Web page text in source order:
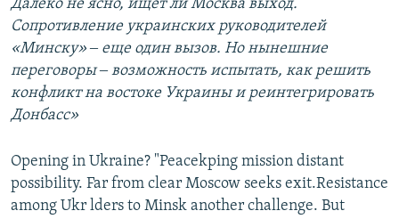
Далеко не ясно, ищет ли Москва выход.
Сопротивление украинских руководителей
«Минску» ‒ еще один вызов. Но нынешние
переговоры ‒ возможность испытать, как решить
конфликт на востоке Украины и реинтегрировать
Донбасс»
Opening in Ukraine? "Peacekping mission distant
possibility. Far from clear Moscow seeks exit.Resistance
among Ukr lders to Minsk another challenge. But